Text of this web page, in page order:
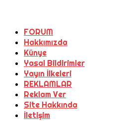
FORUM
Hakkımızda
Künye
Yasal Bildirimler
Yayın İlkeleri
REKLAMLAR
Reklam Ver
Site Hakkında
İletişim